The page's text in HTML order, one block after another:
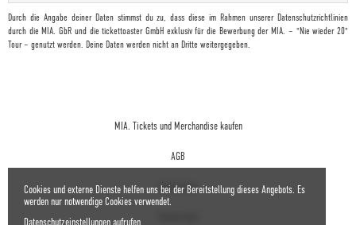
Durch die Angabe deiner Daten stimmst du zu, dass diese im Rahmen unserer Datenschutzrichtlinien
durch die MIA. GbR und die tickettoaster GmbH exklusiv für die Bewerbung der MIA. – "Nie wieder 20"
Tour – genutzt werden. Deine Daten werden nicht an Dritte weitergegeben.
MIA. Tickets und Merchandise kaufen
AGB
Impressum
Cookies und externe Dienste helfen uns bei der Bereitstellung dieses Angebots. Es
werden nur notwendige Cookies verwendet.
Datenschutzeinstellungen aufrufen